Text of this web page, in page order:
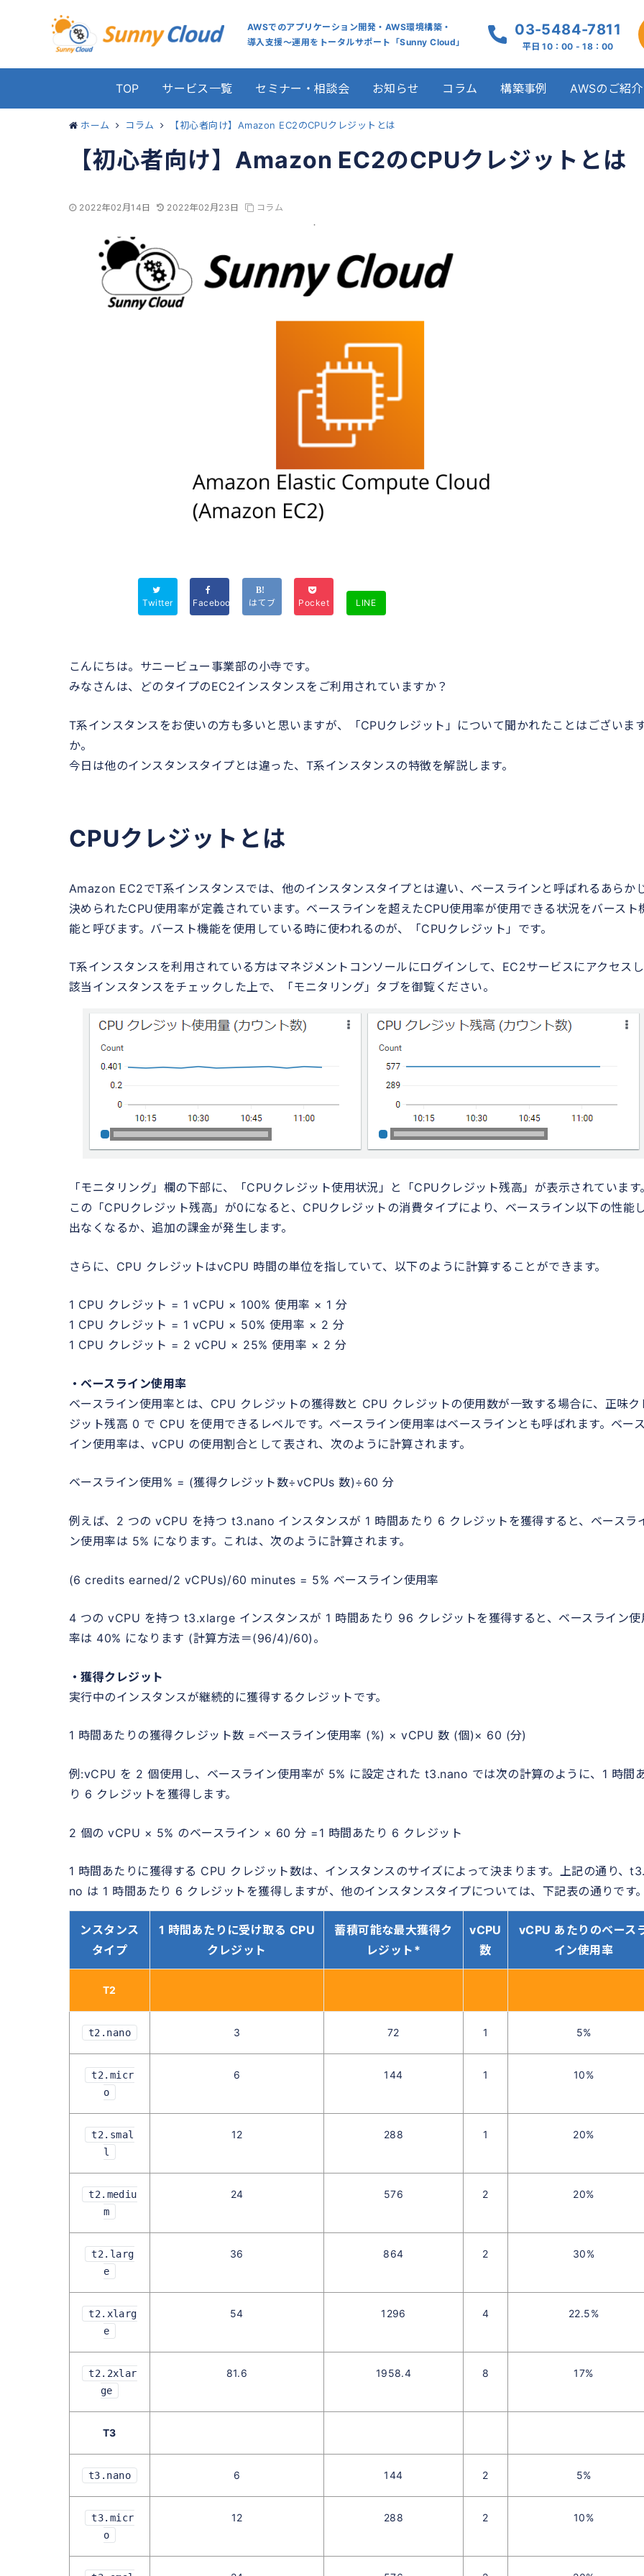
AWSでのアプリケーション開発・AWS環境構築・
導入支援～運用をトータルサポート「Sunny Cloud」
03-5484-7811
平日 10：00 - 18：00
TOP サービス一覧 セミナー・相談会 お知らせ コラム 構築事例 AWSのご紹介
ホーム コラム 【初心者向け】Amazon EC2のCPUクレジットとは
【初心者向け】Amazon EC2のCPUクレジットとは
2022年02月14日 2022年02月23日 コラム
Twitter Facebook はてブ Pocket LINE
こんにちは。サニービュー事業部の小寺です。
みなさんは、どのタイプのEC2インスタンスをご利用されていますか？
T系インスタンスをお使いの方も多いと思いますが、「CPUクレジット」について聞かれたことはございま
か。
今日は他のインスタンスタイプとは違った、T系インスタンスの特徴を解説します。
CPUクレジットとは
Amazon EC2でT系インスタンスでは、他のインスタンスタイプとは違い、ベースラインと呼ばれるあらか
決められたCPU使用率が定義されています。ベースラインを超えたCPU使用率が使用できる状況をバースト
能と呼びます。バースト機能を使用している時に使われるのが、「CPUクレジット」です。
T系インスタンスを利用されている方はマネジメントコンソールにログインして、EC2サービスにアクセスし
該当インスタンスをチェックした上で、「モニタリング」タブを御覧ください。
「モニタリング」欄の下部に、「CPUクレジット使用状況」と「CPUクレジット残高」が表示されています。
この「CPUクレジット残高」が0になると、CPUクレジットの消費タイプにより、ベースライン以下の性能
出なくなるか、追加の課金が発生します。
さらに、CPU クレジットはvCPU 時間の単位を指していて、以下のように計算することができます。
1 CPU クレジット = 1 vCPU × 100% 使用率 × 1 分
1 CPU クレジット = 1 vCPU × 50% 使用率 × 2 分
1 CPU クレジット = 2 vCPU × 25% 使用率 × 2 分
・ベースライン使用率
ベースライン使用率とは、CPU クレジットの獲得数と CPU クレジットの使用数が一致する場合に、正味ク
ジット残高 0 で CPU を使用できるレベルです。ベースライン使用率はベースラインとも呼ばれます。ベー
イン使用率は、vCPU の使用割合として表され、次のように計算されます。
ベースライン使用% = (獲得クレジット数÷vCPUs 数)÷60 分
例えば、2 つの vCPU を持つ t3.nano インスタンスが 1 時間あたり 6 クレジットを獲得すると、ベースラ
ン使用率は 5% になります。これは、次のように計算されます。
(6 credits earned/2 vCPUs)/60 minutes = 5% ベースライン使用率
4 つの vCPU を持つ t3.xlarge インスタンスが 1 時間あたり 96 クレジットを獲得すると、ベースライン使
率は 40% になります (計算方法＝(96/4)/60)。
・獲得クレジット
実行中のインスタンスが継続的に獲得するクレジットです。
1 時間あたりの獲得クレジット数 =ベースライン使用率 (%) × vCPU 数 (個)× 60 (分)
例:vCPU を 2 個使用し、ベースライン使用率が 5% に設定された t3.nano では次の計算のように、1 時間
り 6 クレジットを獲得します。
2 個の vCPU × 5% のベースライン × 60 分 =1 時間あたり 6 クレジット
1 時間あたりに獲得する CPU クレジット数は、インスタンスのサイズによって決まります。上記の通り、
no は 1 時間あたり 6 クレジットを獲得しますが、他のインスタンスタイプについては、下記表の通りです。
ンスタンス
タイプ
1 時間あたりに受け取る CPU
クレジット
蓄積可能な最大獲得ク
レジット*
vCPU
数
vCPU あたりのベース
イン使用率
T2
t2.nano 3 72 1 5%
t2.micr
o
6 144 1 10%
t2.smal
l
12 288 1 20%
t2.mediu
m
24 576 2 20%
t2.larg
e
36 864 2 30%
t2.xlarg
e
54 1296 4 22.5%
t2.2xlar
ge
81.6 1958.4 8 17%
T3
t3.nano 6 144 2 5%
t3.micr
o
12 288 2 10%